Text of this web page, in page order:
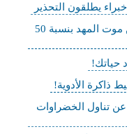
يطلقون التحذير
الرضاعة الطبيعية تقي طفلك من موت المهد بنسبة 50
حياتك!
ذاكرة الأدوية!
تناول الخضراوات